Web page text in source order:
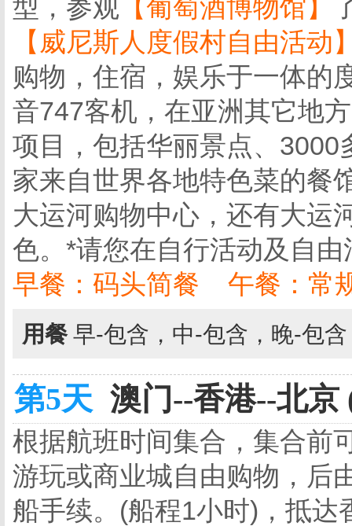
型，参观 【葡萄酒博物馆】
【威尼斯人度假村自由活动
购物，住宿，娱乐于一体的
音747客机，在亚洲其它地
项目，包括华丽景点、
家来自世界各地特色菜的餐
大运河购物中心，还有大运
色。*请您在自行活动及自
早餐：码头简餐 午餐：常
用餐 早-包含，中-包含，晚-包
第5天 澳门--香港--北京
根据航班时间集合，集合前
游玩或商业城自由购物，后
船手续。(船程1小时)，抵